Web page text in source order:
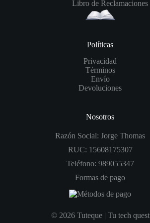
Libro de Reclamaciones
Políticas
Privacidad
Términos
Envío
Devoluciones
Nosotros
Razón Social: Jorge Thomas
RUC: 15608175307
Teléfono: 989055347
Formas de pago
© 2026 Tuteque | Tu tech quest